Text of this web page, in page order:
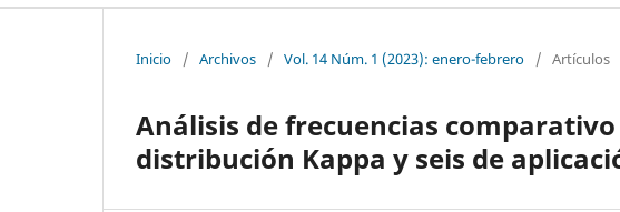
Inicio / Archivos / Vol. 14 Núm. 1 (2023): enero-febrero / Artículos
Análisis de frecuencias
distribución Kappa y seis de